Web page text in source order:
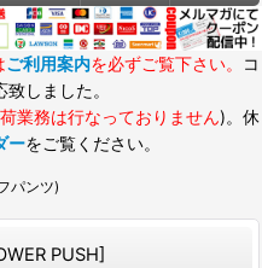
ご利用案内を必ずご覧下さい。
コ
しました。
業務は行なっておりません)。休
ーをご覧ください。
パンツ)
PUSH]